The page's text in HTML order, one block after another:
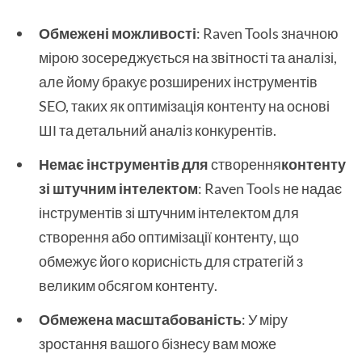
Обмежені можливості: Raven Tools значною
мірою зосереджується на звітності та аналізі,
але йому бракує розширених інструментів
SEO, таких як оптимізація контенту на основі
ШІ та детальний аналіз конкурентів.
Немає інструментів длястворенняконтенту
зі штучним інтелектом: Raven Tools не надає
інструментів зі штучним інтелектом для
створення або оптимізації контенту, що
обмежує його корисність для стратегій з
великим обсягом контенту.
Обмежена масштабованість: У міру
зростання вашого бізнесу вам може